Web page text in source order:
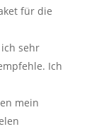
für die
sehr
Ich
mein